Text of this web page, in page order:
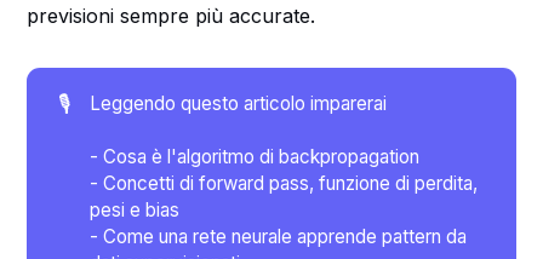
previsioni sempre più accurate.
🎙️ Leggendo questo articolo imparerai
- Cosa è l'algoritmo di backpropagation
- Concetti di forward pass, funzione di perdita,
pesi e bias
- Come una rete neurale apprende pattern da